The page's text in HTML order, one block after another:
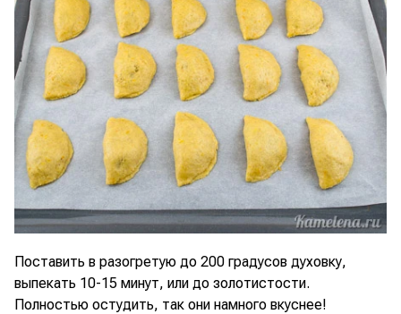
Поставить в разогретую до 200 градусов духовку,
выпекать 10-15 минут, или до золотистости.
Полностью остудить, так они намного вкуснее!